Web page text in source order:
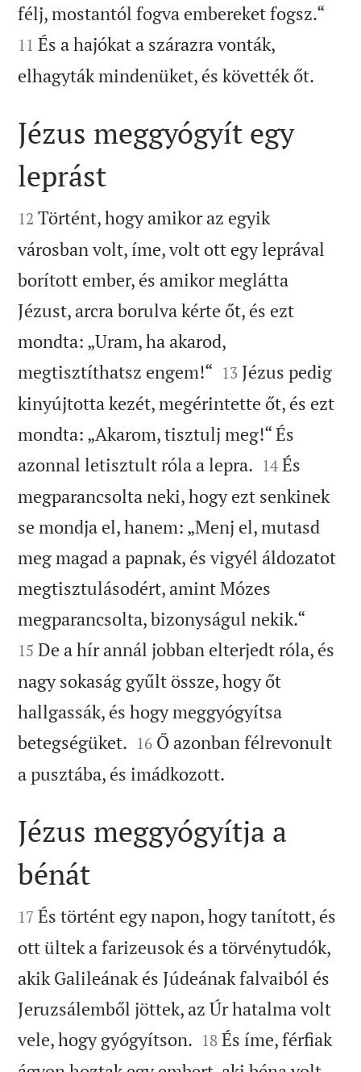
félj, mostantól fogva embereket fogsz.“
11 És a hajókat a szárazra vonták,
elhagyták mindenüket, és követték őt.

Jézus meggyógyít egy
leprást

12 Történt, hogy amikor az egyik
városban volt, íme, volt ott egy leprával
borított ember, és amikor meglátta
Jézust, arcra borulva kérte őt, és ezt
mondta: „Uram, ha akarod,
megtisztíthatsz engem!“ 

13 Jézus pedig
kinyújtotta kezét, megérintette őt, és ezt
mondta: „Akarom, tisztulj meg!“ És
azonnal letisztult róla a lepra. 

14 És
megparancsolta neki, hogy ezt senkinek
se mondja el, hanem: „Menj el, mutasd
meg magad a papnak, és vigyél áldozatot
megtisztulásodért, amint Mózes
megparancsolta, bizonyságul nekik.“
15 De a hír annál jobban elterjedt róla, és
nagy sokaság gyűlt össze, hogy őt
hallgassák, és hogy meggyógyítsa
betegségüket. 

16 Ő azonban félrevonult
a pusztába, és imádkozott.

Jézus meggyógyítja a
bénát

17 És történt egy napon, hogy tanított, és
ott ültek a farizeusok és a törvénytudók,
akik Galileának és Júdeának falvaiból és
Jeruzsálemből jöttek, az Úr hatalma volt
vele, hogy gyógyítson. 

18 És íme, férfiak